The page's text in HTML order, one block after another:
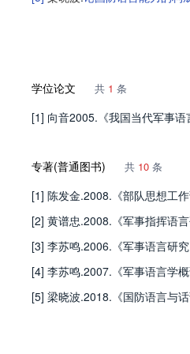
学位论文 共 1 条
[1] 向音2005.《我国当代军事
专著(普通图书) 共 10 条
[1] 陈发金.2008.《部队思想工
[2] 黄谱忠.2008.《军事指挥语
[3] 李苏鸣.2006.《军事语言研
[4] 李苏鸣.2007.《军事语言学
[5] 梁晓波.2018.《国防语言与